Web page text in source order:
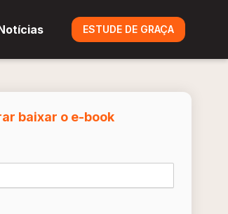
ESTUDE DE GRAÇA
baixar o e-book